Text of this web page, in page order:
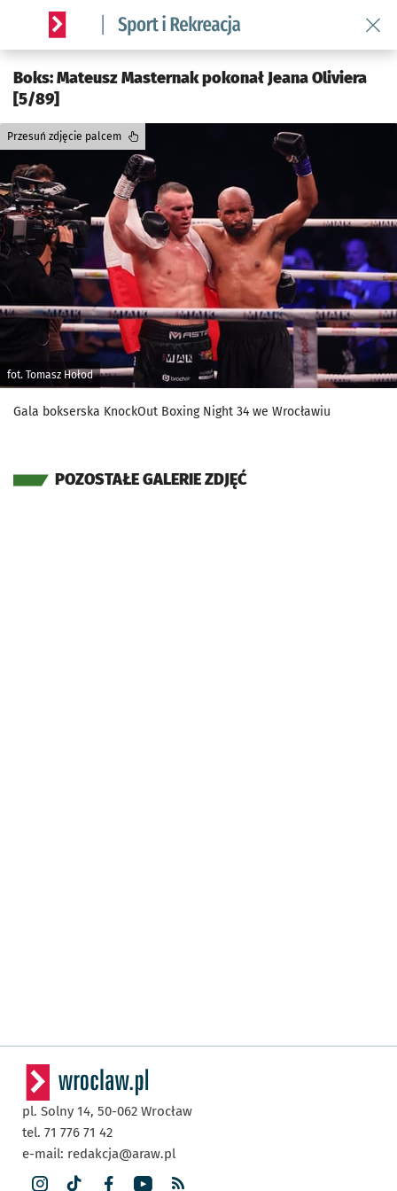
Serwis informacyjny wroclaw.pl podserwis: Sport i rekreacja
Boks: Mateusz Masternak pokonał Jeana Oliviera
[5/89]
fot. Tomasz Hołod
Przesuń zdjęcie palcem
Gala bokserska KnockOut Boxing Night 34 we Wrocławiu
POZOSTAŁE GALERIE ZDJĘĆ
pl. Solny 14, 50-062 Wrocław
tel. 71 776 71 42
e-mail: redakcja@araw.pl